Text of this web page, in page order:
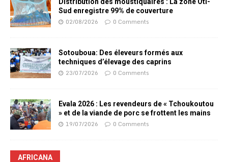
Sud enregistre 99% de couverture
02/08/2026 0 Comments
Sotouboua: Des éleveurs formés aux
techniques d’élevage des caprins
23/07/2026 0 Comments
Evala 2026 : Les revendeurs de « Tchoukoutou
» et de la viande de porc se frottent les mains
19/07/2026 0 Comments
AFRICANA